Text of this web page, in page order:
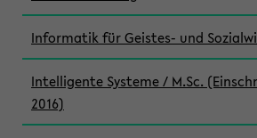
Informatik für Geistes- und
Intelligente Systeme / M.Sc.
2016)